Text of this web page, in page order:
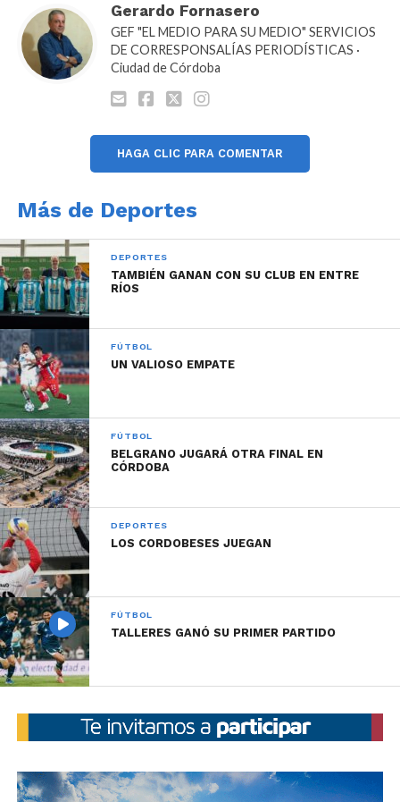
Ahora “La Gloria” deberá enfrentar a Flamengo en
Brasil por el primer juego de la semi final de la BCLA,
Gerardo Fornasero
GEF "EL MEDIO PARA SU MEDIO" SERVICIOS
DE CORRESPONSALÍAS PERIODÍSTICAS ·
Ciudad de Córdoba
HAGA CLIC PARA COMENTAR
Más de Deportes
DEPORTES
TAMBIÉN GANAN CON SU CLUB EN ENTRE
RÍOS
FÚTBOL
UN VALIOSO EMPATE
FÚTBOL
BELGRANO JUGARÁ OTRA FINAL EN
CÓRDOBA
DEPORTES
LOS CORDOBESES JUEGAN
FÚTBOL
TALLERES GANÓ SU PRIMER PARTIDO